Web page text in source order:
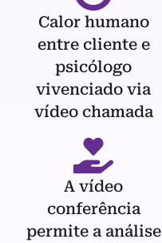
Calor humano
entre cliente e
psicólogo
vivenciado via
vídeo chamada
A vídeo
conferência
permite a análise